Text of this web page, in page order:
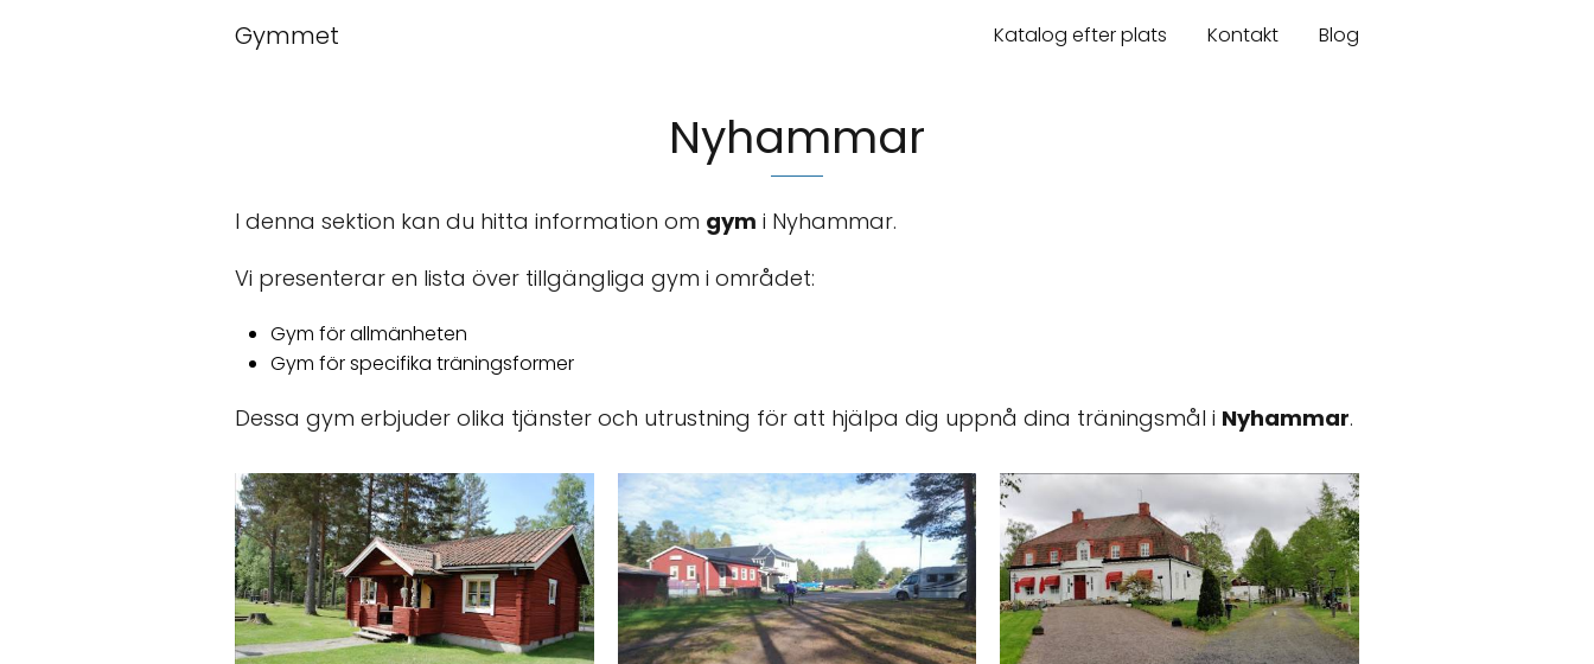
Gymmet Katalog efter plats Kontakt Blog
Nyhammar
I denna sektion kan du hitta information om gym i Nyhammar.
Vi presenterar en lista över tillgängliga gym i området:
Gym för allmänheten
Gym för specifika träningsformer
Dessa gym erbjuder olika tjänster och utrustning för att hjälpa dig uppnå dina träningsmål i Nyhammar.